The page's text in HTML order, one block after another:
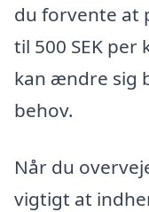
du forvente at
til 500 SEK
kan ændre sig
behov.
Når du
vigtigt at